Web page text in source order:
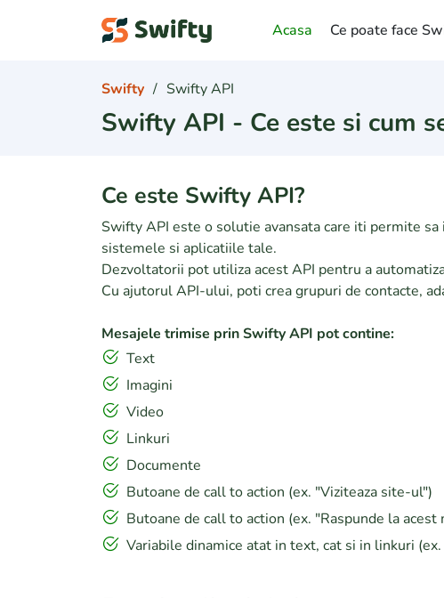
Acasa Ce poate face
Swifty Swifty API
Swifty API - Ce este si cum
Ce este Swifty API?
Swifty API este o solutie avansata care iti permite
sistemele si aplicatiile tale.
Dezvoltatorii pot utiliza acest API pentru a
Cu ajutorul API-ului, poti crea grupuri de contacte,
Mesajele trimise prin Swifty API pot contine:
Text
Imagini
Video
Linkuri
Documente
Butoane de call to action (ex. "Viziteaza site-ul")
Butoane de call to action (ex. "Raspunde la acest
Variabile dinamice atat in text, cat si in linkuri